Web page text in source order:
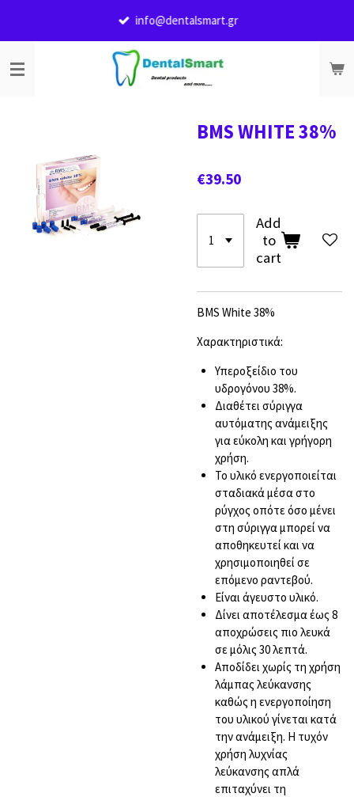
content
info@dentalsmart.gr
BMS WHITE 38%
€39.50
Add
to
cart
BMS White 38%
Χαρακτηριστικά:
Υπεροξείδιο του
υδρογόνου 38%.
Διαθέτει σύριγγα
αυτόματης ανάμειξης
για εύκολη και γρήγορη
χρήση.
Το υλικό ενεργοποιείται
σταδιακά μέσα στο
ρύγχος οπότε όσο μένει
στη σύριγγα μπορεί να
αποθηκευτεί και να
χρησιμοποιηθεί σε
επόμενο ραντεβού.
Είναι άγευστο υλικό.
Δίνει αποτέλεσμα έως 8
αποχρώσεις πιο λευκά
σε μόλις 30 λεπτά.
Αποδίδει χωρίς τη χρήση
λάμπας λεύκανσης
καθώς η ενεργοποίηση
του υλικού γίνεται κατά
την ανάμειξη. Η τυχόν
χρήση λυχνίας
λεύκανσης απλά
επιταχύνει τη